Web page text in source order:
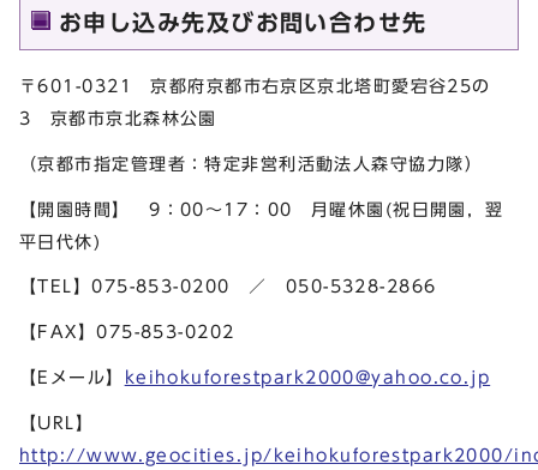
お申し込み先及びお問い合わせ先
〒601-0321 京都府京都市右京区京北塔町愛宕谷25の
3 京都市京北森林公園
（京都市指定管理者：特定非営利活動法人森守協力隊）
【開園時間】 9：00～17：00 月曜休園(祝日開園，翌
平日代休)
【TEL】075-853-0200 ／ 050-5328-2866
【FAX】075-853-0202
【Eメール】 keihokuforestpark2000@yahoo.co.jp
【URL】
http://www.geocities.jp/keihokuforestpark2000/